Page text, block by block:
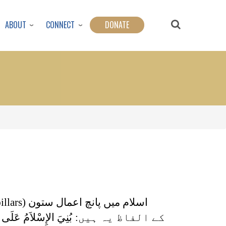
ABOUT CONNECT DONATE
اسلام میں پانچ اعمال ستون (
کے الفاظ یہ ہیں:بُنِيَ الإِسْلاَمُ